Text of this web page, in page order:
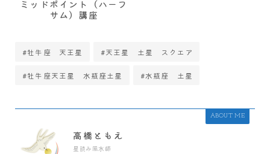
ミッドポイント（ハーフ
サム）講座
#牡牛座 天王星 #天王星 土星 スクエア
#牡牛座天王星 水瓶座土星 #水瓶座 土星
ABOUT ME
高橋ともえ
星読み風水師